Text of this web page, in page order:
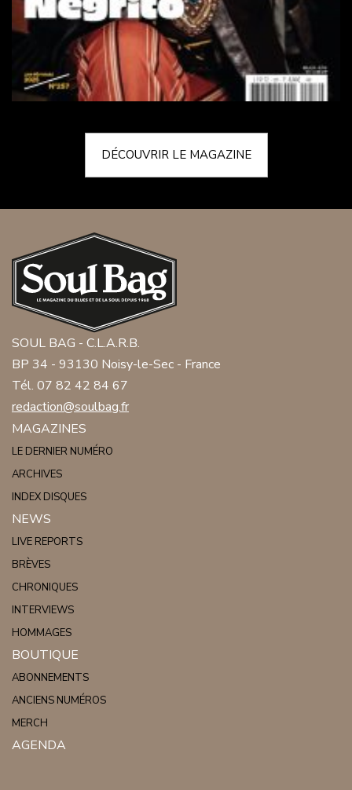
DÉCOUVRIR LE MAGAZINE
SOUL BAG - C.L.A.R.B.
BP 34 - 93130 Noisy-le-Sec - France
Tél. 07 82 42 84 67
redaction@soulbag.fr
MAGAZINES
LE DERNIER NUMÉRO
ARCHIVES
INDEX DISQUES
NEWS
LIVE REPORTS
BRÈVES
CHRONIQUES
INTERVIEWS
HOMMAGES
BOUTIQUE
ABONNEMENTS
ANCIENS NUMÉROS
MERCH
AGENDA